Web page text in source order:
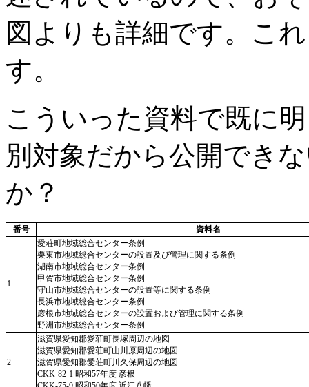
図よりも詳細です。こ
す。
こういった資料で既に
別対象だから公開でき
か？
番号 資料名
1
愛荘町地域総合センター条例
栗東市地域総合センターの設置及び管理に関する条例
湖南市地域総合センター条例
甲賀市地域総合センター条例
守山市地域総合センターの設置等に関する条例
長浜市地域総合センター条例
彦根市地域総合センターの設置および管理に関する条例
野洲市地域総合センター条例
2
滋賀県愛知郡愛荘町長塚周辺の地図
滋賀県愛知郡愛荘町山川原周辺の地図
滋賀県愛知郡愛荘町川久保周辺の地図
CKK-82-1 昭和57年度 彦根